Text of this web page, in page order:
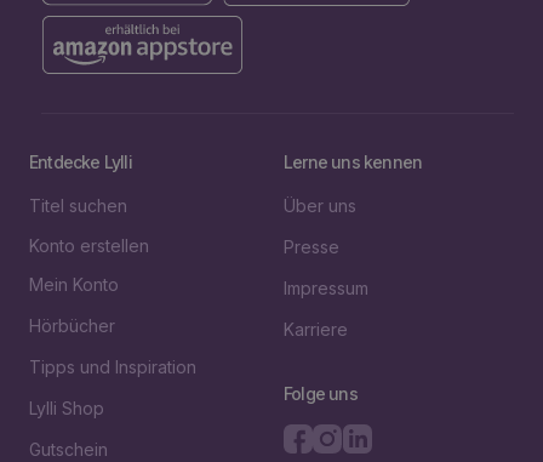
Entdecke Lylli
Titel suchen
Konto erstellen
Mein Konto
Hörbücher
Tipps und Inspiration
Lylli Shop
Gutschein
Lerne uns kennen
Über uns
Presse
Impressum
Karriere
Folge uns